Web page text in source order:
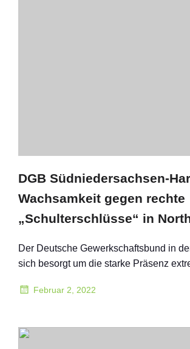
DGB Südniedersachsen-
Wachsamkeit gegen rechte
„Schulterschlüsse“ in
Der Deutsche Gewerkschaftsbund in
sich besorgt um die starke Präsenz
Februar 2, 2022